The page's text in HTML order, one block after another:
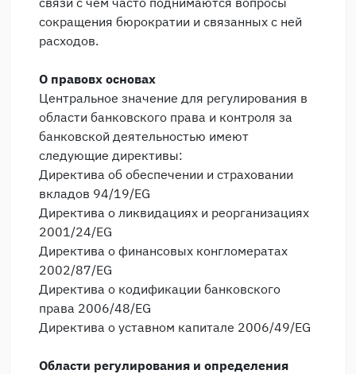
сокращения бюрократии и связанных с ней
расходов.
О правовх основах
Центральное значение для регулирования в
области банковского права и контроля за
банковской деятельностью имеют
следующие директивы:
Директива об обеспечении и страховании
вкладов 94/19/EG
Директива о ликвидациях и реорганизациях
2001/24/EG
Директива о финансовых конгломератах
2002/87/EG
Директива о кодификации банковского
права 2006/48/EG
Директива о уставном капитале 2006/49/EG
Области регулирования и определения